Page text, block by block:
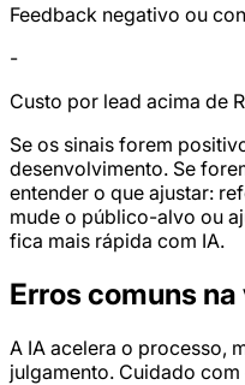
Feedback negativo ou
-
Custo por lead acima de
Se os sinais forem
desenvolvimento. Se
entender o que ajustar:
mude o público-alvo ou
fica mais rápida com IA.
Erros comuns
A IA acelera o processo,
julgamento. Cuidado